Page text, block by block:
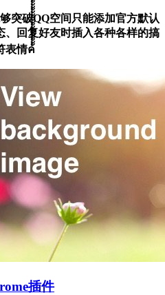
突破QQ空间只能添加官方默认
、回复好友时插入各种各样的搞
表情ค้้้้้้้้้้้้้้้้้้้้้้้้้้้้้้้้้้้้้้้้้้้้้้้้้้้้้้้้้้้้้้้้้้้้้้้้้้้้้้้้้้้้้้้้้้้้้้้้้้้้้้้้้้้้้้้้้้้้้้้้้้้้้้้้้
插件